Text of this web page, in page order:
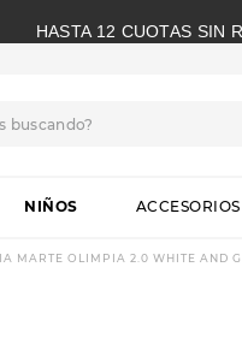
HASTA 12 CUOTAS SIN
NIÑOS ACCESORIOS
MARTE OLIMPIA 2.0 WHITE AND